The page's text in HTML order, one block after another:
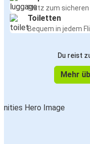
Platz zum
Toiletten
Bequem in jedem
Du reist
Mehr